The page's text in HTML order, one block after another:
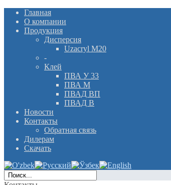
Главная
О компании
Продукция
Дисперсия
Uzacryl M20
-
Клей
ПВА У 33
ПВА М
ПВАД ВП
ПВАД В
Новости
Контакты
Обратная связь
Дилерам
Скачать